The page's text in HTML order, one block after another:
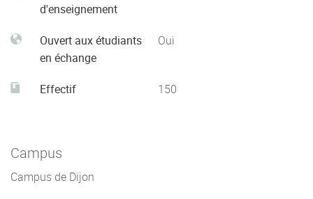
d'enseignement
Ouvert aux étudiants
en échange
Oui
Effectif 150
Campus
Campus de Dijon